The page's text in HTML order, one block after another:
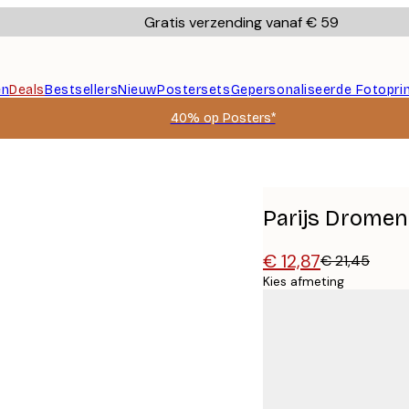
Gratis verzending vanaf € 59
DealsBestsellersNieuwPostersetsGepersonaliseerde
40% op Posters*
Parijs
€ 12,87€ 21,45
Kies afmeting